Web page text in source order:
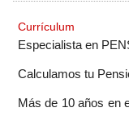
Currículum
Especialista en
Calculamos tu
Más de 10 años en